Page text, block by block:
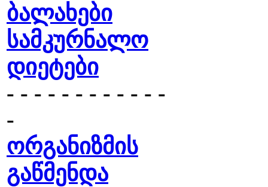
ბალახები
სამკურნალო
დიეტები
- - - - - - - - - - - -
-
ორგანიზმის
გაწმენდა